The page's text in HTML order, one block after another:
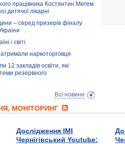
працівника Костянтин Мегем
дитячої лікарні
– серед призерів фіналу
і світі
затримали наркоторговця
12 закладів освіти, які
резервного
Всі новини
МОНІТОРИНГ
Дослідження ІМІ
Чернігівський Youtube: